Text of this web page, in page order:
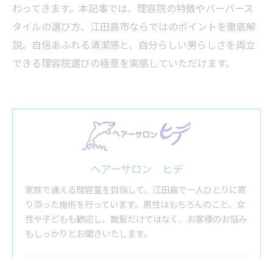
わってきます。本記事では、理容院の特徴やバーバース
タイルの選び方、江田島市ならではのポイントを徹底解
説。自信あふれる清潔感と、自分らしい男らしさを両立
できる理容院選びの極意を実感していただけます。
ヘアーサロン ヒデ
家族で通える理容室を目指して、江田島で一人ひとりに寄
り添った施術を行っています。男性はもちろんのこと、女
性や子どもも歓迎し、散髪だけではなく、お客様のお悩み
もしっかりとお聞きいたします。